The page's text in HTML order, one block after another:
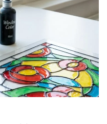
exposant ainsi
à la […]